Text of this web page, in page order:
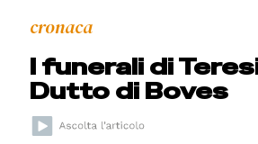
cronaca
I funerali di
Dutto di Boves